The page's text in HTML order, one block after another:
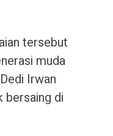
tersebut
muda
Irwan
bersaing di